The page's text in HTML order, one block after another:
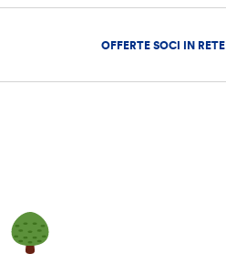
OFFERTE SOCI IN RETE